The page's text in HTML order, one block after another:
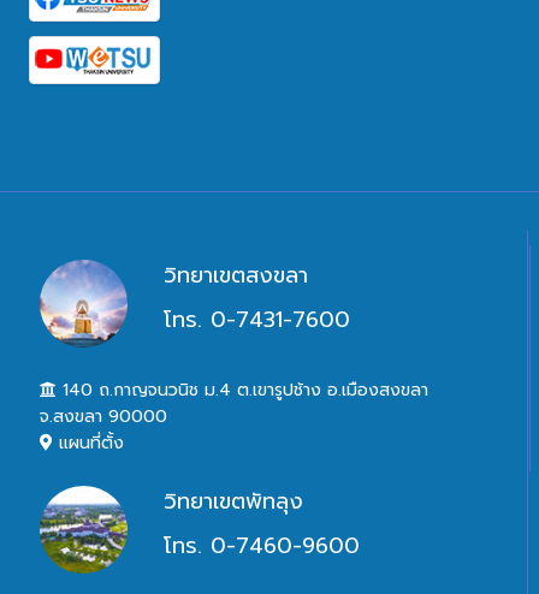
วิทยาเขตสงขลา
โทร. 0-7431-7600
140 ถ.กาญจนวนิช ม.4 ต.เขารูปช้าง อ.เมืองสงขลา
จ.สงขลา 90000
แผนที่ตั้ง
วิทยาเขตพัทลุง
โทร. 0-7460-9600